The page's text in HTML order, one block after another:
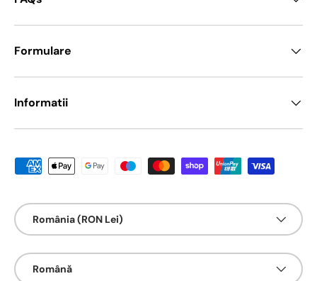
Formulare
Informatii
Metode de platā acceptate
Țarǎ/Regiune
România (RON Lei)
Limbā
Română